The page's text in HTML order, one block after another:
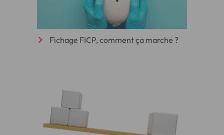
Fichage FICP, comment ça marche ?